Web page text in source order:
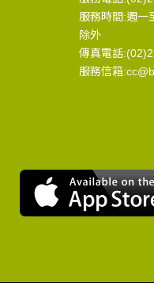
服務時間:週一
除外
傳真電話
服務信箱